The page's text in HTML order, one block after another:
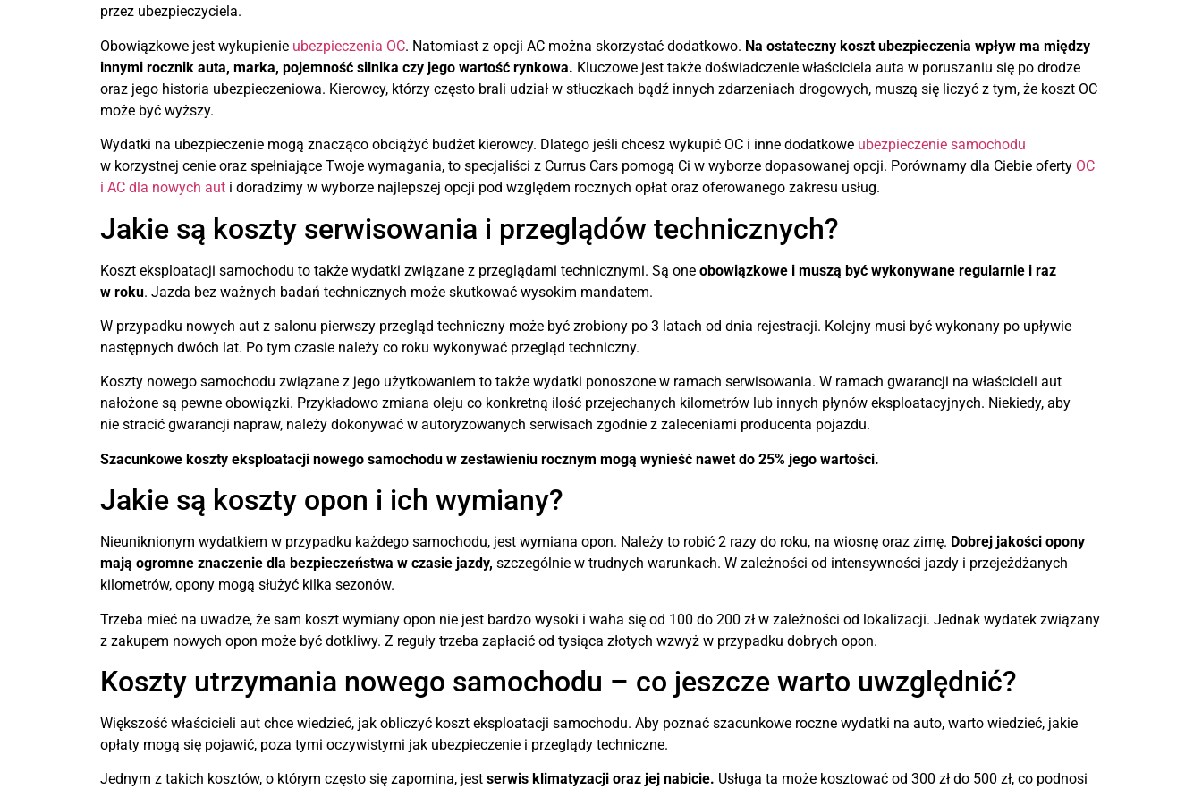
przez ubezpieczyciela.
Obowiązkowe jest wykupienie ubezpieczenia OC. Natomiast z opcji AC można skorzystać dodatkowo. Na ostateczny koszt ubezpieczenia wpływ ma między
innymi rocznik auta, marka, pojemność silnika czy jego wartość rynkowa. Kluczowe jest także doświadczenie właściciela auta w poruszaniu się po drodze
oraz jego historia ubezpieczeniowa. Kierowcy, którzy często brali udział w stłuczkach bądź innych zdarzeniach drogowych, muszą się liczyć z tym, że koszt OC
może być wyższy.
Wydatki na ubezpieczenie mogą znacząco obciążyć budżet kierowcy. Dlatego jeśli chcesz wykupić OC i inne dodatkowe ubezpieczenie samochodu
w korzystnej cenie oraz spełniające Twoje wymagania, to specjaliści z Currus Cars pomogą Ci w wyborze dopasowanej opcji. Porównamy dla Ciebie oferty OC
i AC dla nowych aut i doradzimy w wyborze najlepszej opcji pod względem rocznych opłat oraz oferowanego zakresu usług.
Jakie są koszty serwisowania i przeglądów technicznych?
Koszt eksploatacji samochodu to także wydatki związane z przeglądami technicznymi. Są one obowiązkowe i muszą być wykonywane regularnie i raz
w roku. Jazda bez ważnych badań technicznych może skutkować wysokim mandatem.
W przypadku nowych aut z salonu pierwszy przegląd techniczny może być zrobiony po 3 latach od dnia rejestracji. Kolejny musi być wykonany po upływie
następnych dwóch lat. Po tym czasie należy co roku wykonywać przegląd techniczny.
Koszty nowego samochodu związane z jego użytkowaniem to także wydatki ponoszone w ramach serwisowania. W ramach gwarancji na właścicieli aut
nałożone są pewne obowiązki. Przykładowo zmiana oleju co konkretną ilość przejechanych kilometrów lub innych płynów eksploatacyjnych. Niekiedy, aby
nie stracić gwarancji napraw, należy dokonywać w autoryzowanych serwisach zgodnie z zaleceniami producenta pojazdu.
Szacunkowe koszty eksploatacji nowego samochodu w zestawieniu rocznym mogą wynieść nawet do 25% jego wartości.
Jakie są koszty opon i ich wymiany?
Nieuniknionym wydatkiem w przypadku każdego samochodu, jest wymiana opon. Należy to robić 2 razy do roku, na wiosnę oraz zimę. Dobrej jakości opony
mają ogromne znaczenie dla bezpieczeństwa w czasie jazdy, szczególnie w trudnych warunkach. W zależności od intensywności jazdy i przejeżdżanych
kilometrów, opony mogą służyć kilka sezonów.
Trzeba mieć na uwadze, że sam koszt wymiany opon nie jest bardzo wysoki i waha się od 100 do 200 zł w zależności od lokalizacji. Jednak wydatek związany
z zakupem nowych opon może być dotkliwy. Z reguły trzeba zapłacić od tysiąca złotych wzwyż w przypadku dobrych opon.
Koszty utrzymania nowego samochodu – co jeszcze warto uwzględnić?
Większość właścicieli aut chce wiedzieć, jak obliczyć koszt eksploatacji samochodu. Aby poznać szacunkowe roczne wydatki na auto, warto wiedzieć, jakie
opłaty mogą się pojawić, poza tymi oczywistymi jak ubezpieczenie i przeglądy techniczne.
Jednym z takich kosztów, o którym często się zapomina, jest serwis klimatyzacji oraz jej nabicie. Usługa ta może kosztować od 300 zł do 500 zł, co podnosi